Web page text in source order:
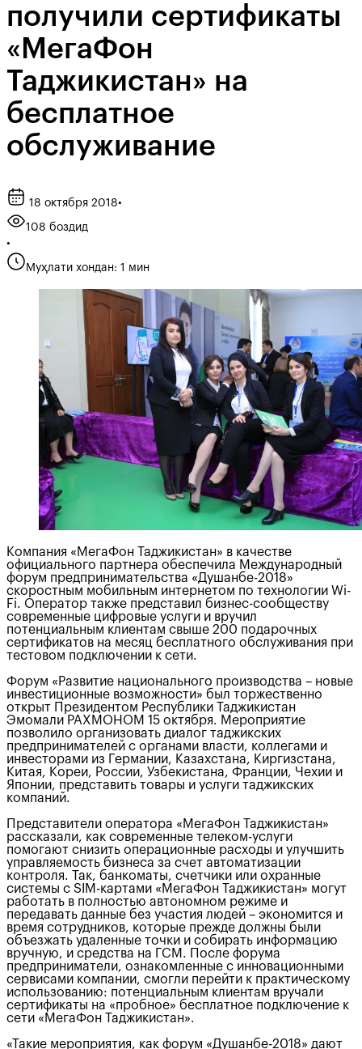
получили сертификаты
«МегаФон
Таджикистан» на
бесплатное
обслуживание
18 октября 2018•
108 боздид
•
Муҳлати хондан: 1 мин
Компания «МегаФон Таджикистан» в качестве
официального партнера обеспечила Международный
форум предпринимательства «Душанбе-2018»
скоростным мобильным интернетом по технологии Wi-
Fi. Оператор также представил бизнес-сообществу
современные цифровые услуги и вручил
потенциальным клиентам свыше 200 подарочных
сертификатов на месяц бесплатного обслуживания при
тестовом подключении к сети.
Форум «Развитие национального производства – новые
инвестиционные возможности» был торжественно
открыт Президентом Республики Таджикистан
Эмомали РАХМОНОМ 15 октября. Мероприятие
позволило организовать диалог таджикских
предпринимателей с органами власти, коллегами и
инвесторами из Германии, Казахстана, Киргизстана,
Китая, Кореи, России, Узбекистана, Франции, Чехии и
Японии, представить товары и услуги таджикских
компаний.
Представители оператора «МегаФон Таджикистан»
рассказали, как современные телеком-услуги
помогают снизить операционные расходы и улучшить
управляемость бизнеса за счет автоматизации
контроля. Так, банкоматы, счетчики или охранные
системы с SIM-картами «МегаФон Таджикистан» могут
работать в полностью автономном режиме и
передавать данные без участия людей – экономится и
время сотрудников, которые прежде должны были
объезжать удаленные точки и собирать информацию
вручную, и средства на ГСМ. После форума
предприниматели, ознакомленные с инновационными
сервисами компании, смогли перейти к практическому
использованию: потенциальным клиентам вручали
сертификаты на «пробное» бесплатное подключение к
сети «МегаФон Таджикистан».
«Такие мероприятия, как форум «Душанбе-2018» дают